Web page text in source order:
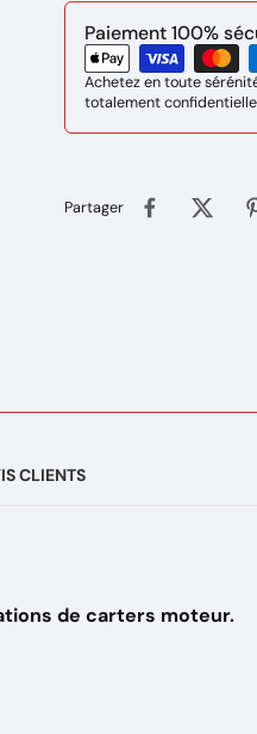
Paiement 100%
Achetez en toute
totalement
Partager
CLIENTS
de carters moteur.